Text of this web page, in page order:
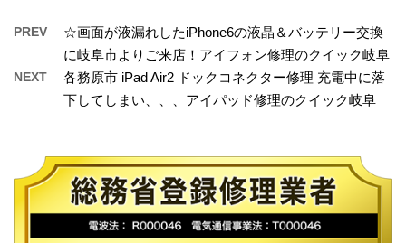
PREV
☆画面が液漏れしたiPhone6の液晶＆バッテリー交換
に岐阜市よりご来店！アイフォン修理のクイック岐阜
NEXT
各務原市 iPad Air2 ドックコネクター修理 充電中に落
下してしまい、、、アイパッド修理のクイック岐阜